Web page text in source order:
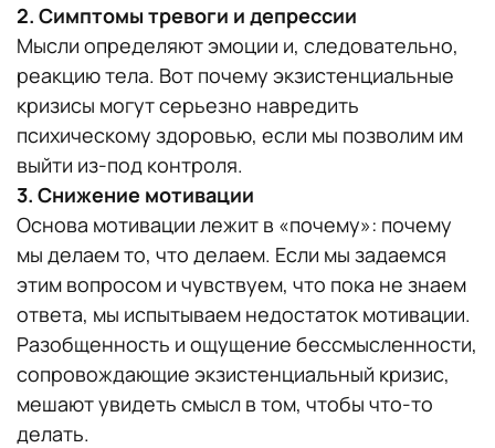
2. Симптомы тревоги и депрессии
Мысли определяют эмоции и, следовательно,
реакцию тела. Вот почему экзистенциальные
кризисы могут серьезно навредить
психическому здоровью, если мы позволим им
выйти из-под контроля.
3. Снижение мотивации
Основа мотивации лежит в «почему»: почему
мы делаем то, что делаем. Если мы задаемся
этим вопросом и чувствуем, что пока не знаем
ответа, мы испытываем недостаток мотивации.
Разобщенность и ощущение бессмысленности,
сопровождающие экзистенциальный кризис,
мешают увидеть смысл в том, чтобы что-то
делать.